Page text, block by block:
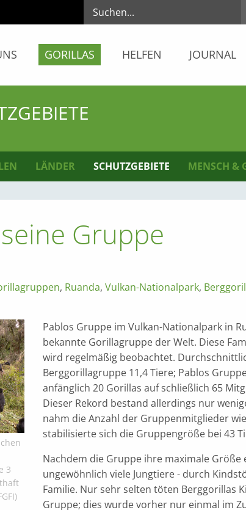
GORILLAS HELFEN JOURNAL
LÄNDER SCHUTZGEBIETE MENSCH &
Gruppe
, Ruanda, Vulkan-Nationalpark,
3
Pablos Gruppe im Vulkan-Nationalpark in
bekannte Gorillagruppe der Welt. Diese
wird regelmäßig beobachtet.
Berggorillagruppe 11,4 Tiere; Pablos
anfänglich 20 Gorillas auf schließlich 65
Dieser Rekord bestand allerdings nur
nahm die Anzahl der Gruppenmitglieder
stabilisierte sich die Gruppengröße bei 43
Nachdem die Gruppe ihre maximale
ungewöhnlich viele Jungtiere - durch
Familie. Nur sehr selten töten Berggorillas
Gruppe; dies wurde vorher nur einmal im